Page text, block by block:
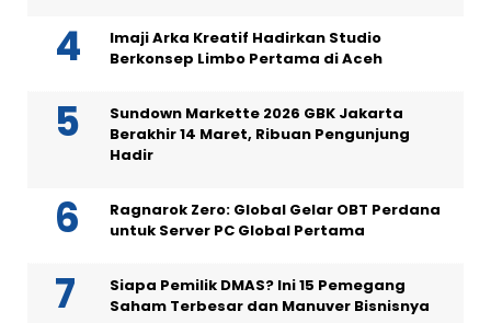
Imaji Arka Kreatif Hadirkan Studio
Berkonsep Limbo Pertama di Aceh
Sundown Markette 2026 GBK Jakarta
Berakhir 14 Maret, Ribuan Pengunjung
Hadir
Ragnarok Zero: Global Gelar OBT Perdana
untuk Server PC Global Pertama
Siapa Pemilik DMAS? Ini 15 Pemegang
Saham Terbesar dan Manuver Bisnisnya